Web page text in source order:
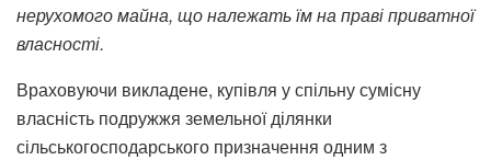
нерухомого майна, що належать їм на праві приватної
власності.
Враховуючи викладене, купівля у спільну сумісну
власність подружжя земельної ділянки
сільськогосподарського призначення одним з